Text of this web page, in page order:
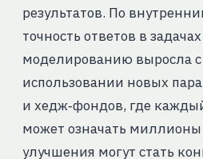
результатов. По
точность ответов в
моделированию выросла с
использовании новых
и хедж‑фондов, где
может означать
улучшения могут стать